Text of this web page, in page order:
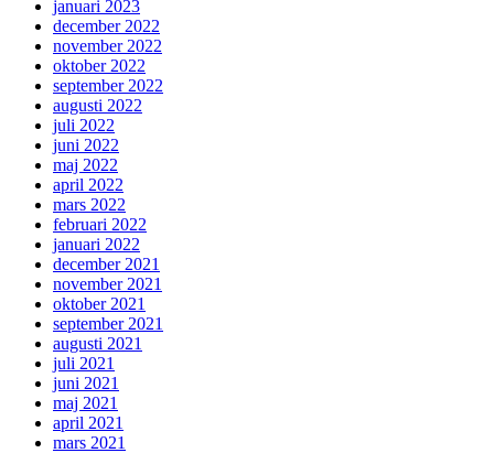
januari 2023
december 2022
november 2022
oktober 2022
september 2022
augusti 2022
juli 2022
juni 2022
maj 2022
april 2022
mars 2022
februari 2022
januari 2022
december 2021
november 2021
oktober 2021
september 2021
augusti 2021
juli 2021
juni 2021
maj 2021
april 2021
mars 2021